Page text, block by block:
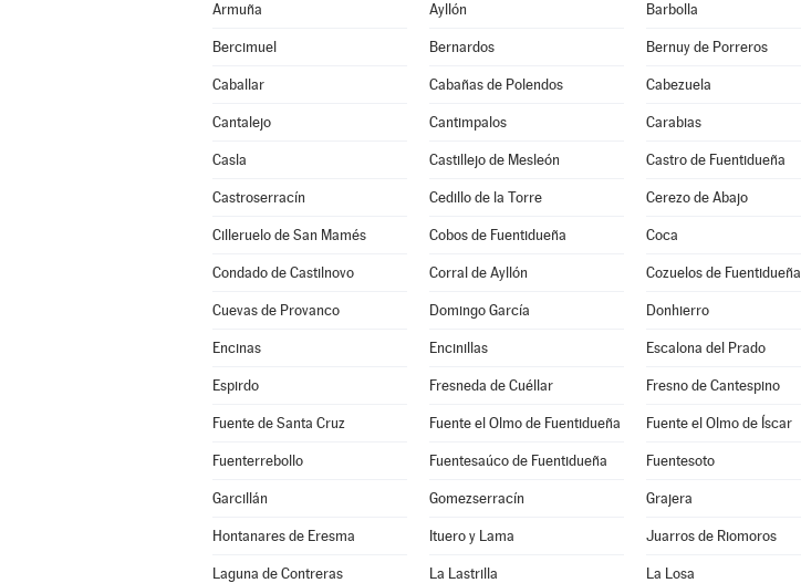
Armuña Ayllón Barbolla
Bercimuel Bernardos Bernuy de Porreros
Caballar Cabañas de Polendos Cabezuela
Cantalejo Cantimpalos Carabias
Casla Castillejo de Mesleón Castro de Fuentidueña
Castroserracín Cedillo de la Torre Cerezo de Abajo
Cilleruelo de San Mamés Cobos de Fuentidueña Coca
Condado de Castilnovo Corral de Ayllón Cozuelos de Fuentidueña
Cuevas de Provanco Domingo García Donhierro
Encinas Encinillas Escalona del Prado
Espirdo Fresneda de Cuéllar Fresno de Cantespino
Fuente de Santa Cruz Fuente el Olmo de Fuentidueña Fuente el Olmo de Íscar
Fuenterrebollo Fuentesaúco de Fuentidueña Fuentesoto
Garcillán Gomezserracín Grajera
Hontanares de Eresma Ituero y Lama Juarros de Riomoros
Laguna de Contreras La Lastrilla La Losa